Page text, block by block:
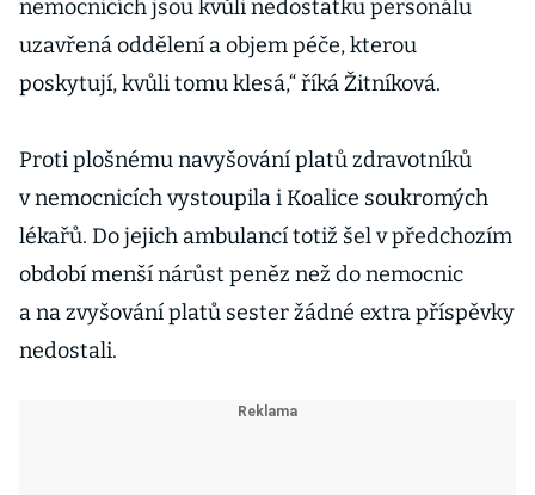
nemocnicích jsou kvůli nedostatku personálu
uzavřená oddělení a objem péče, kterou
poskytují, kvůli tomu klesá,“ říká Žitníková.
Proti plošnému navyšování platů zdravotníků
v nemocnicích vystoupila i Koalice soukromých
lékařů. Do jejich ambulancí totiž šel v předchozím
období menší nárůst peněz než do nemocnic
a na zvyšování platů sester žádné extra příspěvky
nedostali.